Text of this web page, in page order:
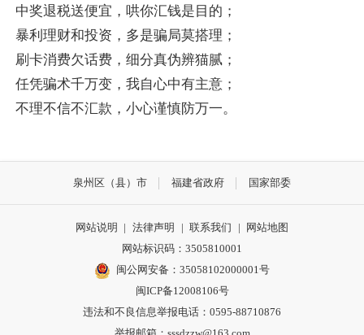
中奖退税送便宜，哄你汇钱是目的；
暴利理财和投资，多是骗局莫搭理；
刷卡消费欠话费，细分真伪辨猫腻；
任凭骗术千万变，我自心中有主意；
不理不信不汇款，小心谨慎防万一。
泉州区（县）市 福建省政府 国家部委
网站说明 | 法律声明 | 联系我们 |
网站地图
网站标识码：3505810001
闽公网安备：35058102000001号
闽ICP备12008106号
违法和不良信息举报电话：0595-88710876